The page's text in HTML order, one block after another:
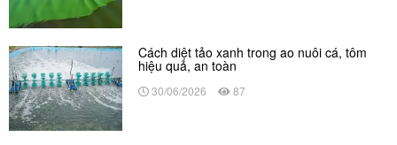
Cách diệt tảo xanh trong ao nuôi cá, tôm
hiệu quả, an toàn
30/06/2026 87